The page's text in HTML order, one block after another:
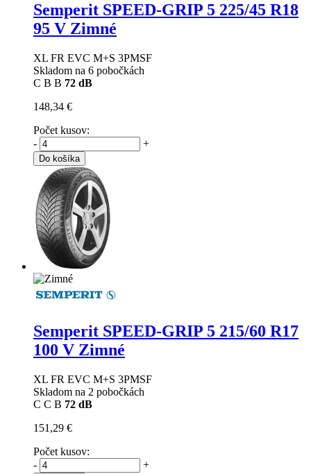
Semperit SPEED-GRIP 5 225/45 R18
95 V Zimné
XL FR EVC M+S 3PMSF
Skladom na 6 pobočkách
C B B 72 dB
148,34 €
Počet kusov:
-
+
Do košíka
Semperit SPEED-GRIP 5 215/60 R17
100 V Zimné
XL FR EVC M+S 3PMSF
Skladom na 2 pobočkách
C C B 72 dB
151,29 €
Počet kusov:
-
+